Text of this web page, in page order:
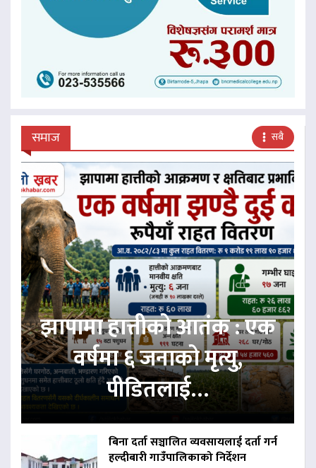
समाज सबै
झापामा हात्तीको आतंक : एक
वर्षमा ६ जनाको मृत्यु,
पीडितलाई…
बिना दर्ता सञ्चालित व्यवसायलाई दर्ता गर्न
हल्दीबारी गाउँपालिकाको निर्देशन